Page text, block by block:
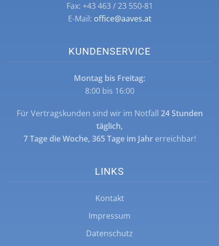
Fax: +43 463 / 23 550-81
E-Mail: office@aaves.at
KUNDENSERVICE
Montag bis Freitag:
8:00 bis 16:00
Für Vertragskunden sind wir im Notfall 24 Stunden
täglich,
7 Tage die Woche, 365 Tage im Jahrerreichbar!
LINKS
Kontakt
Impressum
Datenschutz